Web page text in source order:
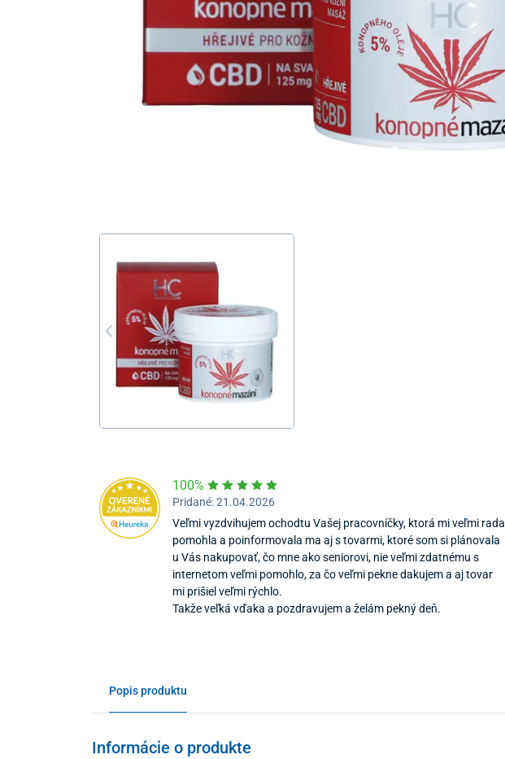
100%
Pridané: 21.04.2026
Veľmi vyzdvihujem ochodtu Vašej pracovníčky, ktorá mi veľmi rada
pomohla a poinformovala ma aj s tovarmi, ktoré som si plánovala
u Vás nakupovať, čo mne ako seniorovi, nie veľmi zdatnému s
internetom veľmi pomohlo, za čo veľmi pekne dakujem a aj tovar
mi prišiel veľmi rýchlo.
Takže veľká vďaka a pozdravujem a želám pekný deň.
Popis produktu
Informácie o produkte